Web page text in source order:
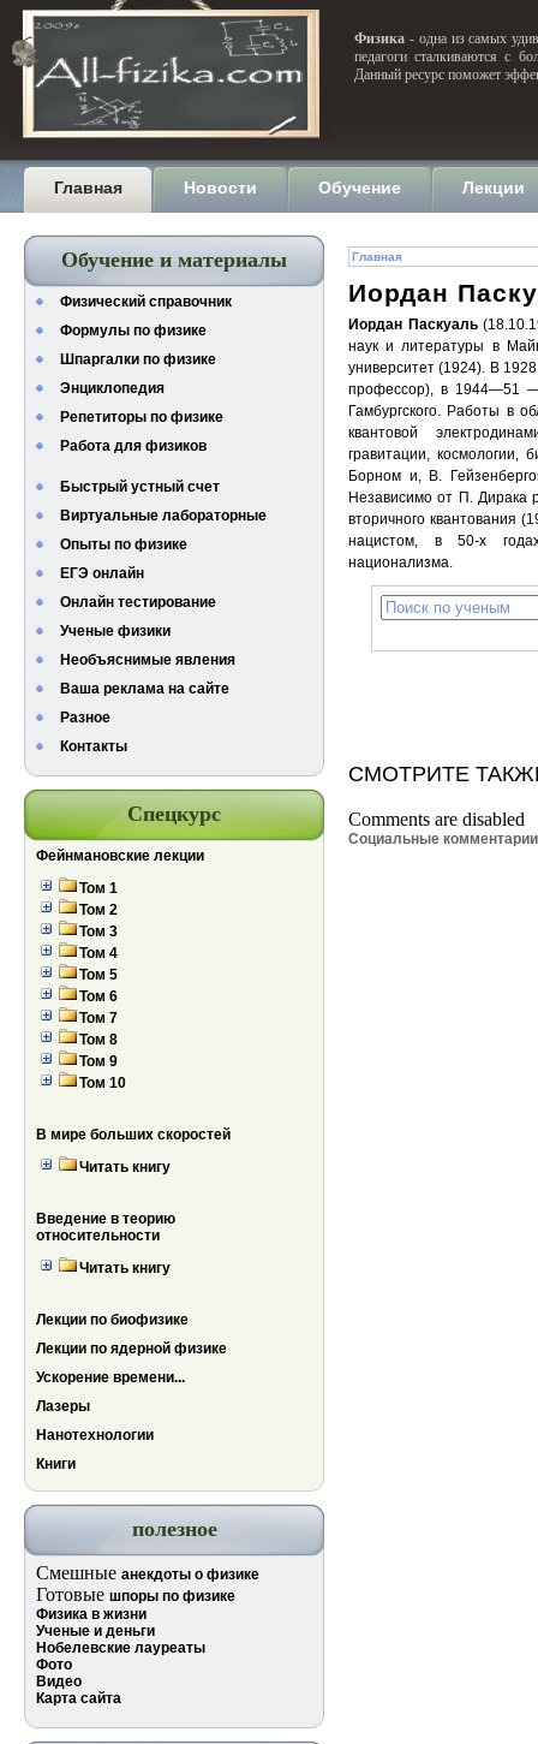
Физика - одна из самых
педагоги сталкиваются с
Данный ресурс поможет
Главная Новости Обучение Лекции
Обучение и материалы
Физический справочник
Формулы по физике
Шпаргалки по физике
Энциклопедия
Репетиторы по физике
Работа для физиков
Быстрый устный счет
Виртуальные лабораторные
Опыты по физике
ЕГЭ онлайн
Онлайн тестирование
Ученые физики
Необъяснимые явления
Ваша реклама на сайте
Разное
Контакты
Спецкурс
Фейнмановские лекции
Том 1
Том 2
Том 3
Том 4
Том 5
Том 6
Том 7
Том 8
Том 9
Том 10
В мире больших скоростей
Читать книгу
Введение в теорию
относительности
Читать книгу
Лекции по биофизике
Лекции по ядерной физике
Ускорение времени...
Лазеры
Нанотехнологии
Книги
полезное
Смешные анекдоты о физике
Готовые шпоры по физике
Физика в жизни
Ученые и деньги
Нобелевские лауреаты
Фото
Видео
Карта сайта
Главная
Иордан
Иордан Паскуаль
наук и литературы в
университет (1924). В
профессор), в 1944—51
Гамбургского. Работы в
квантовой
гравитации, космологии,
Борном и, В.
Независимо от П. Дирака
вторичного квантования
нацистом, в 50-х
национализма.
СМОТРИТЕ
Comments are disabled
Социальные